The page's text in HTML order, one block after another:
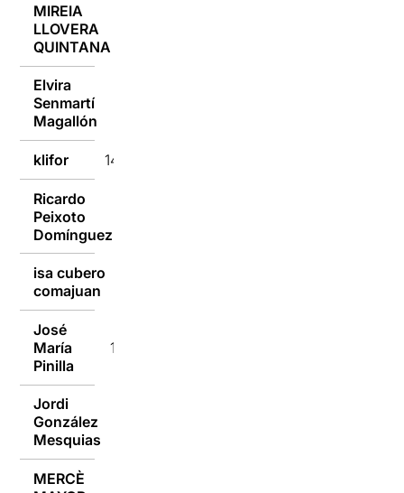
MIREIA
LLOVERA
QUINTANA
Elvira
Senmartí
Magallón
klifor 14/03/2016
Ricardo
Peixoto
Domínguez
isa cubero
comajuan
José
María
Pinilla
14/03/2016
Jordi
González
Mesquias
MERCÈ